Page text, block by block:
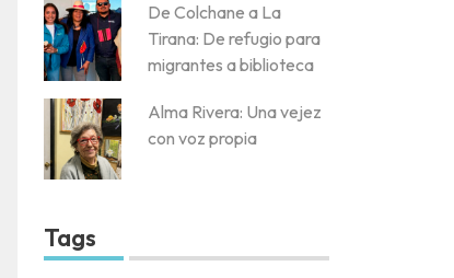
De Colchane a La
Tirana: De refugio para
migrantes a biblioteca
Alma Rivera: Una vejez
con voz propia
Tags